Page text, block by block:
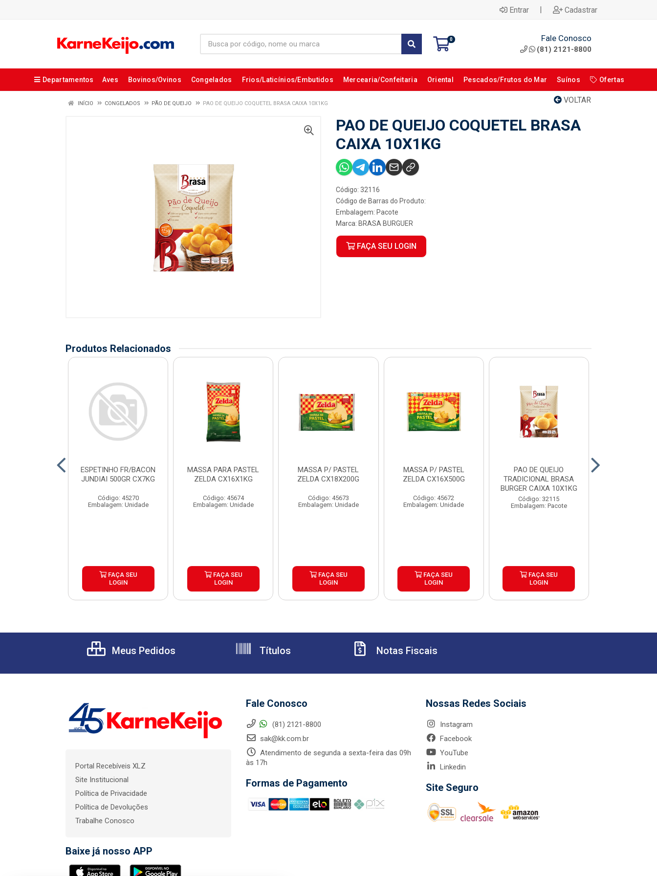
Entrar | Cadastrar
0 Fale Conosco
(81) 2121-8800
Departamentos Aves Bovinos/Ovinos Congelados Frios/Laticínios/Embutidos Mercearia/Confeitaria Oriental Pescados/Frutos do Mar Suínos Ofertas
VOLTAR
INÍCIO CONGELADOS PÃO DE QUEIJO PAO DE QUEIJO COQUETEL BRASA CAIXA 10X1KG
PAO DE QUEIJO COQUETEL BRASA
CAIXA 10X1KG
Código: 32116
Código de Barras do Produto:
Embalagem: Pacote
Marca: BRASA BURGUER
FAÇA SEU LOGIN
Produtos Relacionados
ESPETINHO FR/BACON
JUNDIAI 500GR CX7KG
Código: 45270
Embalagem: Unidade
FAÇA SEU
LOGIN
MASSA PARA PASTEL
ZELDA CX16X1KG
Código: 45674
Embalagem: Unidade
FAÇA SEU
LOGIN
MASSA P/ PASTEL
ZELDA CX18X200G
Código: 45673
Embalagem: Unidade
FAÇA SEU
LOGIN
MASSA P/ PASTEL
ZELDA CX16X500G
Código: 45672
Embalagem: Unidade
FAÇA SEU
LOGIN
PAO DE QUEIJO
TRADICIONAL BRASA
BURGER CAIXA 10X1KG
Código: 32115
Embalagem: Pacote
FAÇA SEU
LOGIN
Meus Pedidos Títulos Notas Fiscais
Portal Recebíveis XLZ
Site Institucional
Política de Privacidade
Política de Devoluções
Trabalhe Conosco
Baixe já nosso APP
Fale Conosco
(81) 2121-8800
sak@kk.com.br
Atendimento de segunda a sexta-feira das 09h
às 17h
Formas de Pagamento
Nossas Redes Sociais
Instagram
Facebook
YouTube
Linkedin
Site Seguro